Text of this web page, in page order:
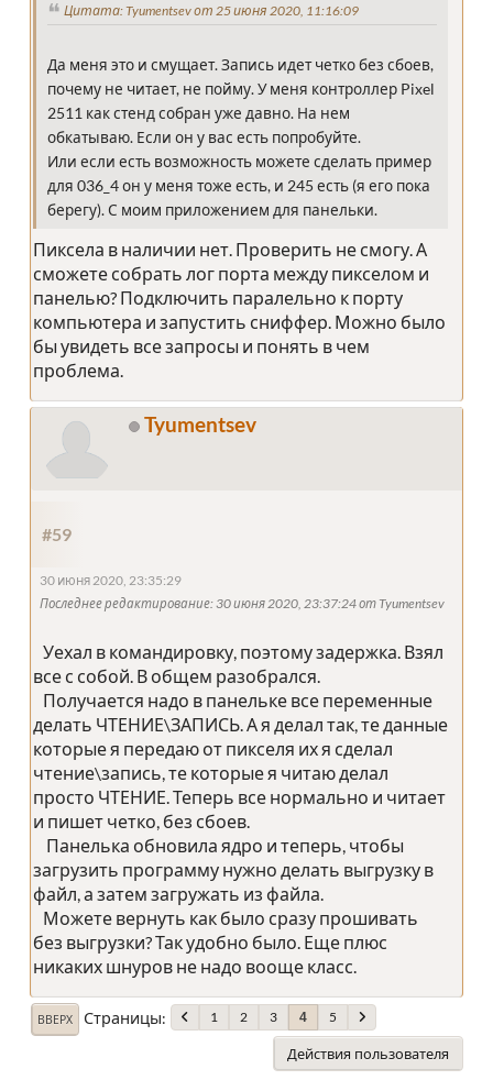
Цитата: Tyumentsev от 25 июня 2020, 11:16:09
Да меня это и смущает. Запись идет четко без сбоев,
почему не читает, не пойму. У меня контроллер Pixel
2511 как стенд собран уже давно. На нем
обкатываю. Если он у вас есть попробуйте.
Или если есть возможность можете сделать пример
для 036_4 он у меня тоже есть, и 245 есть (я его пока
берегу). С моим приложением для панельки.
Пиксела в наличии нет. Проверить не смогу. А
сможете собрать лог порта между пикселом и
панелью? Подключить паралельно к порту
компьютера и запустить сниффер. Можно было
бы увидеть все запросы и понять в чем
проблема.
Tyumentsev
#59
30 июня 2020, 23:35:29
Последнее редактирование: 30 июня 2020, 23:37:24 от Tyumentsev
Уехал в командировку, поэтому задержка. Взял
все с собой. В общем разобрался.
Получается надо в панельке все переменные
делать ЧТЕНИЕ\ЗАПИСЬ. А я делал так, те данные
которые я передаю от пикселя их я сделал
чтение\запись, те которые я читаю делал
просто ЧТЕНИЕ. Теперь все нормально и читает
и пишет четко, без сбоев.
Панелька обновила ядро и теперь, чтобы
загрузить программу нужно делать выгрузку в
файл, а затем загружать из файла.
Можете вернуть как было сразу прошивать
без выгрузки? Так удобно было. Еще плюс
никаких шнуров не надо вооще класс.
ВВЕРХ Страницы 1 2 3 4 5
Действия пользователя